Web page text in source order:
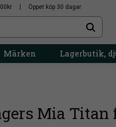
Öppet köp 30 dagar
Märken Lagerbutik,
Mia Titan